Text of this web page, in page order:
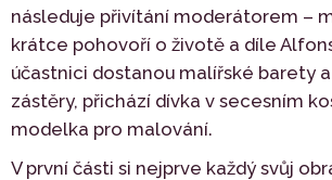
následuje přivítání moderátorem –
krátce pohovoří o životě a díle
účastnici dostanou malířské barety
zástěry, přichází dívka v secesním
modelka pro malování.
V první části si nejprve každý svůj